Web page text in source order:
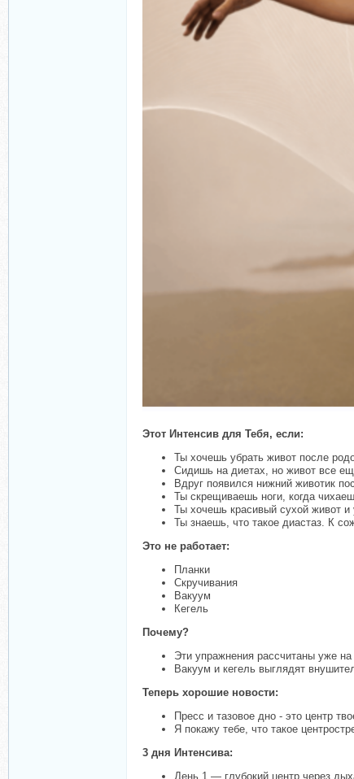
Этот Интенсив для Тебя, если:
Ты хочешь убрать живот после
Сидишь на диетах, но живот все
Вдруг появился нижний животик
Ты скрещиваешь ноги, когда
Ты хочешь красивый сухой живот и
Ты знаешь, что такое диастаз. К
Это не работает:
Планки
Скручивания
Вакуум
Кегель
Почему?
Эти упражнения рассчитаны уже
Вакуум и кегель выглядят
Теперь хорошие новости:
Пресс и тазовое дно - это центр
Я покажу тебе, что такое
3 дня Интенсива:
День 1 — глубокий центр через